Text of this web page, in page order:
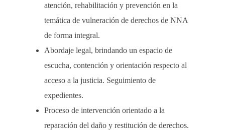
atención, rehabilitación y prevención en la
temática de vulneración de derechos de NNA
de forma integral.
Abordaje legal, brindando un espacio de
escucha, contención y orientación respecto al
acceso a la justicia. Seguimiento de
expedientes.
Proceso de intervención orientado a la
reparación del daño y restitución de derechos.